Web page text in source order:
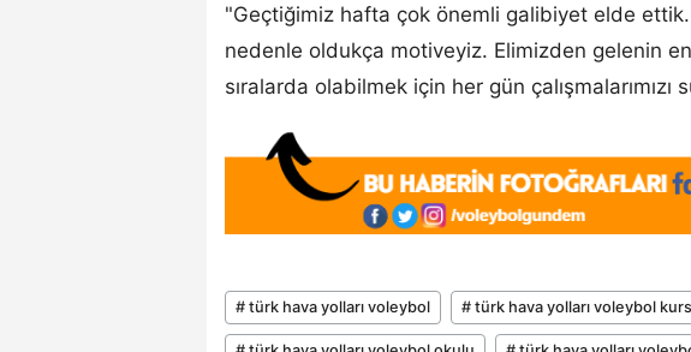
"Geçtiğimiz hafta çok önemli galibiyet elde
nedenle oldukça motiveyiz. Elimizden gelenin
sıralarda olabilmek için her gün çalışmalarımızı
# türk hava yolları voleybol # türk hava yolları voleybol